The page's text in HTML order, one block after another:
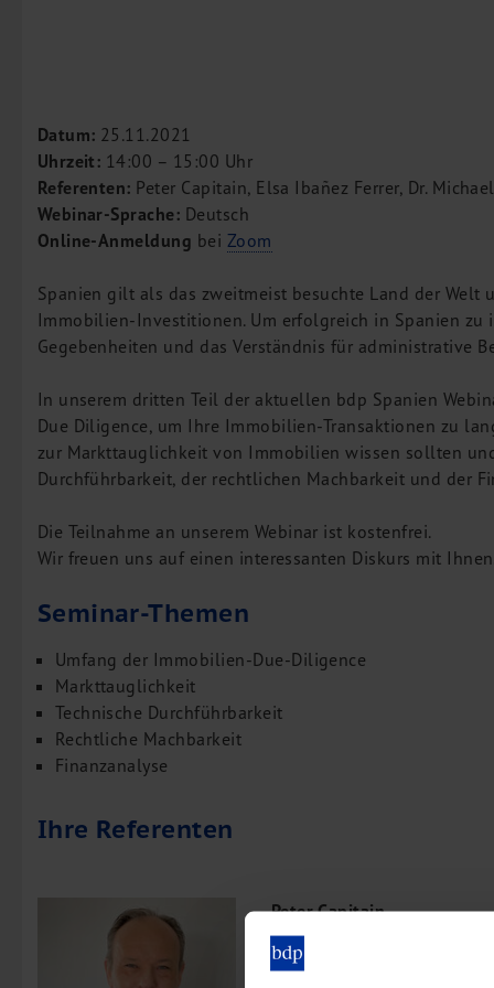
Inbound Investments
Coaching
Team
Events
Karriere
Kontakt
Datum: 25.11.2021
Uhrzeit: 14:00 – 15:00 Uhr
Referenten: Peter Capitain, Elsa Ibañez Ferrer, Dr.
Webinar-Sprache: Deutsch
Online-Anmeldung bei Zoom
Spanien gilt als das zweitmeist besuchte Land der
Immobilien-Investitionen. Um erfolgreich in Spanien
Gegebenheiten und das Verständnis für administrative
In unserem dritten Teil der aktuellen bdp Spanien
Due Diligence, um Ihre Immobilien-Transaktionen zu
zur Markttauglichkeit von Immobilien wissen sollten
Durchführbarkeit, der rechtlichen Machbarkeit und der
Die Teilnahme an unserem Webinar ist kostenfrei.
Wir freuen uns auf einen interessanten Diskurs mit Ihnen.
Seminar-Themen
Umfang der Immobilien-Due-Diligence
Markttauglichkeit
Technische Durchführbarkeit
Rechtliche Machbarkeit
Finanzanalyse
Ihre Referenten
Peter Capitain
Abogado/Consultor, bdp